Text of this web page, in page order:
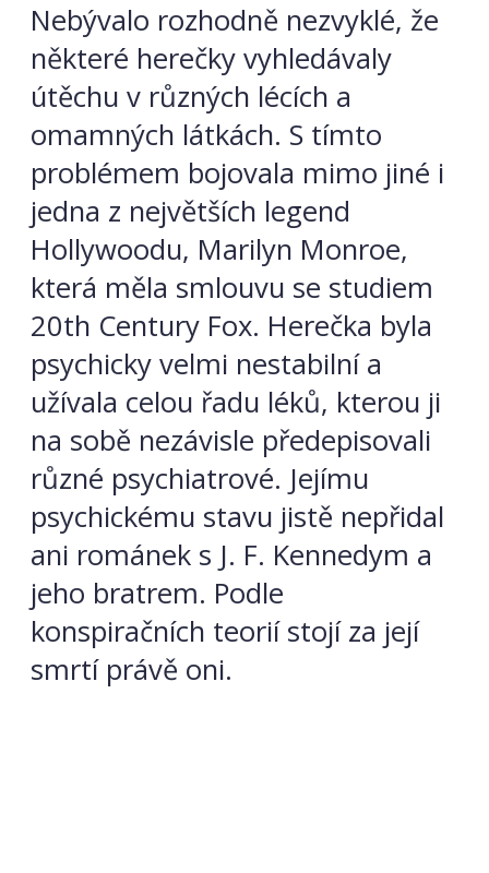
Nebývalo rozhodně nezvyklé, že
některé herečky vyhledávaly
útěchu v různých lécích a
omamných látkách. S tímto
problémem bojovala mimo jiné i
jedna z největších legend
Hollywoodu, Marilyn Monroe,
která měla smlouvu se studiem
20th Century Fox. Herečka byla
psychicky velmi nestabilní a
užívala celou řadu léků, kterou ji
na sobě nezávisle předepisovali
různé psychiatrové. Jejímu
psychickému stavu jistě nepřidal
ani románek s J. F. Kennedym a
jeho bratrem. Podle
konspiračních teorií stojí za její
smrtí právě oni.